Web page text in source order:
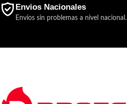
Envios Nacionales
Envíos sin problemas a nivel nacional.